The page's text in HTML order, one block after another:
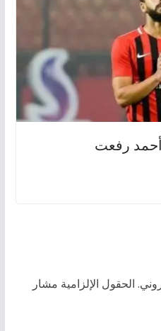
رفعت
الحقول الإلزامية مشار